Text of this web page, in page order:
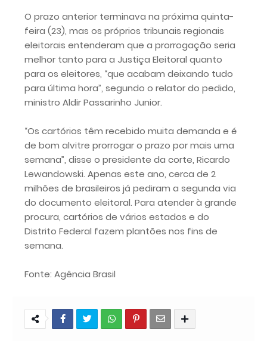
O prazo anterior terminava na próxima quinta-
feira (23), mas os próprios tribunais regionais
eleitorais entenderam que a prorrogação seria
melhor tanto para a Justiça Eleitoral quanto
para os eleitores, “que acabam deixando tudo
para última hora”, segundo o relator do pedido,
ministro Aldir Passarinho Junior.
“Os cartórios têm recebido muita demanda e é
de bom alvitre prorrogar o prazo por mais uma
semana”, disse o presidente da corte, Ricardo
Lewandowski. Apenas este ano, cerca de 2
milhões de brasileiros já pediram a segunda via
do documento eleitoral. Para atender à grande
procura, cartórios de vários estados e do
Distrito Federal fazem plantões nos fins de
semana.
Fonte: Agência Brasil